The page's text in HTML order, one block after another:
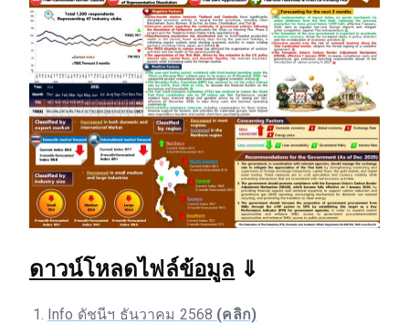
ดาวน์โหลดไฟล์ข้อมูล ⇓
Info ดัชนีฯ ธันวาคม 2568 (คลิก)